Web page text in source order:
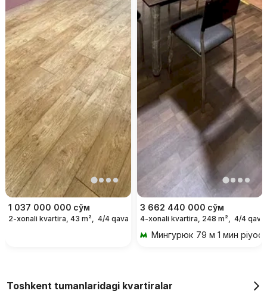
1 037 000 000 сўм
2-xonali kvartira, 43 m², 4/4 qavat
3 662 440 000 сўм
4-xonali kvartira, 248 m², 4/4 qavat
Мингурюк 79 м 1 мин
Toshkent tumanlaridagi kvartiralar